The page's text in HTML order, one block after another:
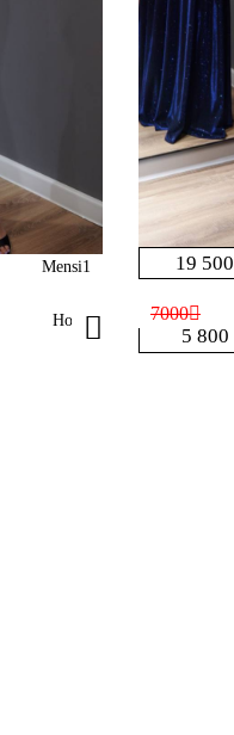
Mensi1 19 500
Holly
5 800
7000